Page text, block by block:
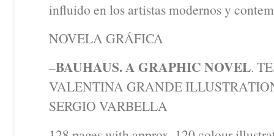
influido en los artistas modernos y
NOVELA GRÁFICA
–BAUHAUS. A GRAPHIC NOVEL.
VALENTINA GRANDE
SERGIO VARBELLA